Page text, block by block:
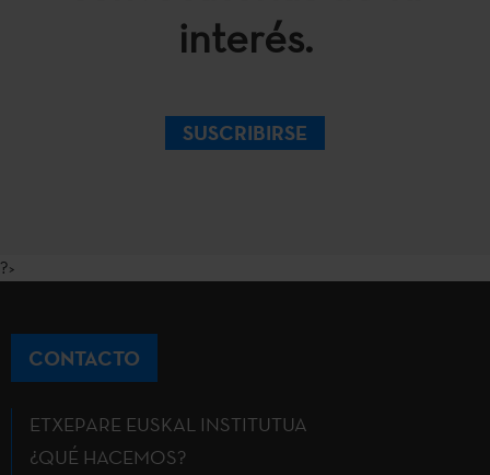
interés.
SUSCRIBIRSE
?>
CONTACTO
ETXEPARE EUSKAL INSTITUTUA
¿QUÉ HACEMOS?